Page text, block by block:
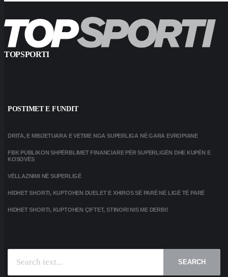
TOPSPORTI
POSTIMET E FUNDIT
DRITA, E MBIJETUARA E VETME NGA SUPERLIGA NË GARA EVROPIANE
FBK PUBLIKON SHPËRBLIMET FINANCIARE PËR SUPERLIGËN DHE KUPËN E
KOSOVËS
VËLLAZNIMI NË SUPERLIGË
HIDHET SHORTI, KUPTOHEN DUELET E XHIROS SË PARË NË LIGË TË PARË
HIDHET SHORTI, KUPTOHEN ÇIFTET, STINORI NIS ME DERBI!
SEARCH